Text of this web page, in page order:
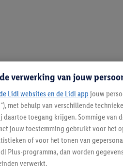
verwerking van jouw
Lidl websites en de Lidl app jouw
met behulp van verschillende
daartoe toegang krijgen. Sommige van
jouw toestemming gebruikt voor het
of voor het tonen van
Plus-programma, dan worden
verwerkt.